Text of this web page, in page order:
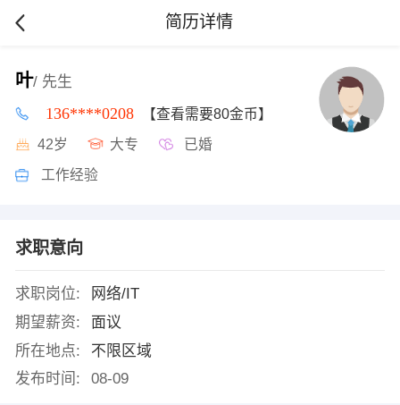
简历详情
叶/ 先生
136****0208 【查看需要80金币】
42岁 大专 已婚
工作经验
求职意向
求职岗位:
网络/IT
期望薪资:
面议
所在地点:
不限区域
发布时间:
08-09